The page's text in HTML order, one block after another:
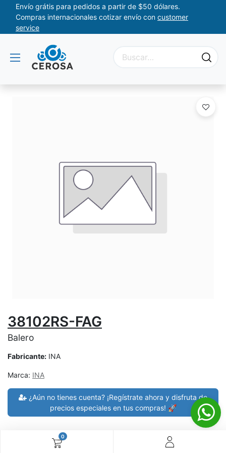
0
Envío grátis para pedidos a partir de $50 dólares.
Compras internacionales cotizar envío con customer
service
38102RS-FAG
Balero
Fabricante: INA
Marca: INA
¿Aún no tienes cuenta? ¡Regístrate ahora y disfruta de
precios especiales en tus compras! 🚀
30 días de devolución